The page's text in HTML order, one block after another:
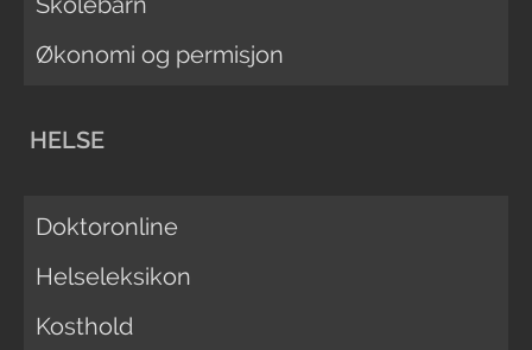
Økonomi og permisjon
HELSE
Doktoronline
Helseleksikon
Kosthold